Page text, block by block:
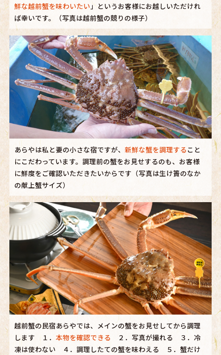
鮮な越前蟹を味わいたい」というお客様にお越しいただけれ
ば幸いです。（写真は越前蟹の競りの様子）
あらやは私と妻の小さな宿ですが、新鮮な蟹を調理する こと
にこだわっています。調理前の蟹をお見せするのも、お客様
に鮮度をご確認いただきたいからです（写真は生け簀のなか
の献上蟹サイズ）
越前蟹の民宿あらやでは、メインの蟹をお見せしてから調理
します １．本物を確認できる
２．写真が撮れる ３．冷
凍は使わない ４．調理したての蟹を味わえる ５．蟹だけ